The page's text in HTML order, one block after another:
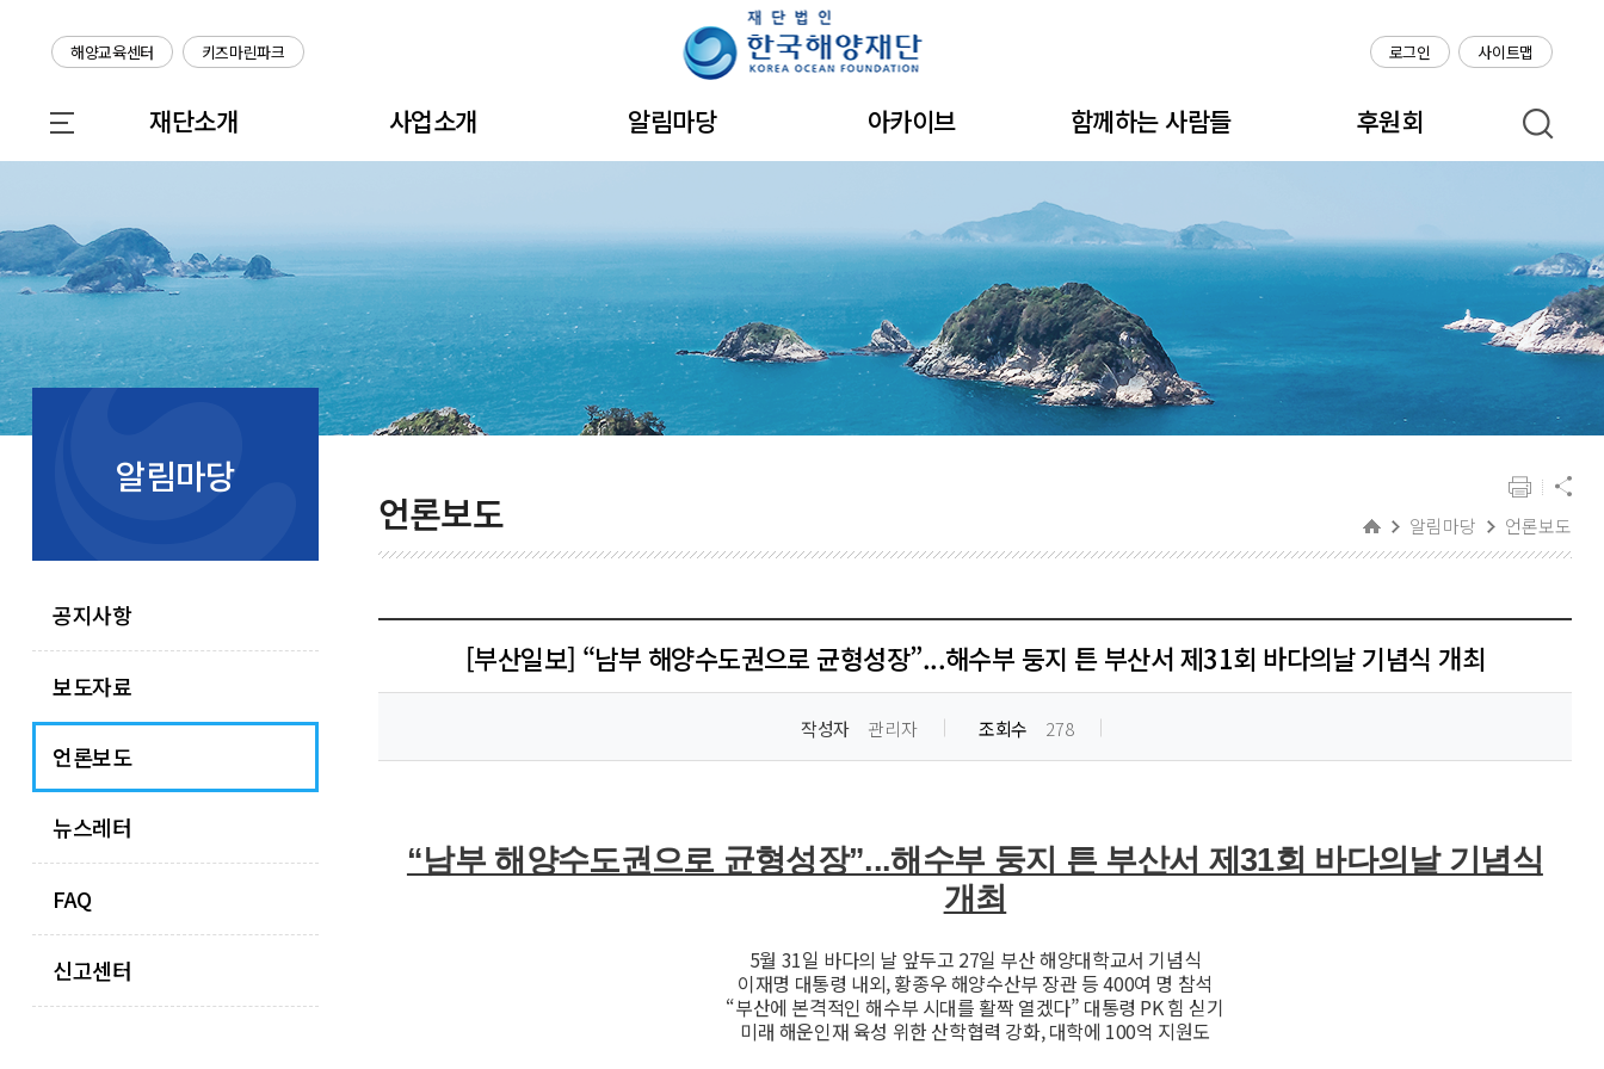
본문 바로가기
주메뉴 바로가기
하단 바로가기
해양교육센터 키즈마린파크 로그인 사이트맵
재단소개 사업소개 알림마당 아카이브 함께하는 사람들 후원회
알림마당
공지사항
보도자료
언론보도
뉴스레터
FAQ
신고센터
언론보도 알림마당 언론보도
[부산일보] “남부 해양수도권으로 균형성장”...해수부 둥지 튼 부산서 제31회 바다의날 기념식 개최
작성자 관리자 조회수 278
“남부 해양수도권으로 균형성장”...해수부 둥지 튼 부산서 제31회 바다의날 기념식
개최
5월 31일 바다의 날 앞두고 27일 부산 해양대학교서 기념식
이재명 대통령 내외, 황종우 해양수산부 장관 등 400여 명 참석
“부산에 본격적인 해수부 시대를 활짝 열겠다” 대통령 PK 힘 싣기
미래 해운인재 육성 위한 산학협력 강화, 대학에 100억 지원도